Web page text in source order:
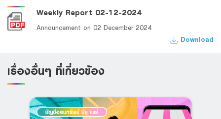
Weekly Report 02-12-2024
Announcement on 02 December 2024
Download
เรื่องอื่นๆ ที่เกี่ยวข้อง